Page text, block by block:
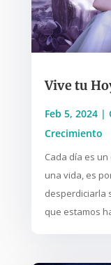
Vive tu
Feb 5, 2024|
Crecimiento
Cada día es
una vida, es
desperdiciarla
que estamos